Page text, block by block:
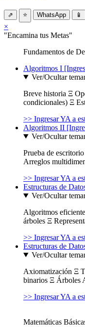
⇗ ⭐ WhatsApp 📱
×
"Encamina tus Metas"
Fundamentos de
Algoritmos I
Ver/Ocultar
Breve historia Ξ
condicionales) Ξ
>> Ingresar YA a
Algoritmos II
Ver/Ocultar
Prueba de
Arreglos
>> Ingresar YA a
Estructuras de
Ver/Ocultar
Algoritmos
árboles Ξ
>> Ingresar YA a
Estructuras de
Ver/Ocultar
Axiomatización Ξ
binarios Ξ Árboles
>> Ingresar YA a
Matemáticas